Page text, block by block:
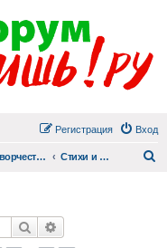
Вход
Регистрация
Творчество Стихи и проза форумчан
Поиск